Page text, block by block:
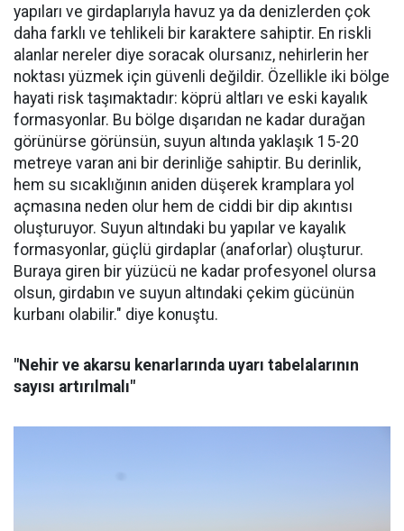
yapıları ve girdaplarıyla havuz ya da denizlerden çok
daha farklı ve tehlikeli bir karaktere sahiptir. En riskli
alanlar nereler diye soracak olursanız, nehirlerin her
noktası yüzmek için güvenli değildir. Özellikle iki bölge
hayati risk taşımaktadır: köprü altları ve eski kayalık
formasyonlar. Bu bölge dışarıdan ne kadar durağan
görünürse görünsün, suyun altında yaklaşık 15-20
metreye varan ani bir derinliğe sahiptir. Bu derinlik,
hem su sıcaklığının aniden düşerek kramplara yol
açmasına neden olur hem de ciddi bir dip akıntısı
oluşturuyor. Suyun altındaki bu yapılar ve kayalık
formasyonlar, güçlü girdaplar (anaforlar) oluşturur.
Buraya giren bir yüzücü ne kadar profesyonel olursa
olsun, girdabın ve suyun altındaki çekim gücünün
kurbanı olabilir." diye konuştu.
"Nehir ve akarsu kenarlarında uyarı tabelalarının
sayısı artırılmalı"